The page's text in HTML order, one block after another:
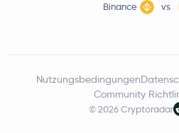
Binance
vs
© 2026 Cryptoradar
Nutzungsbedingungen
Community